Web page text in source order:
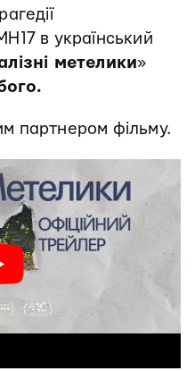
в український
метелики»
партнером фільму.